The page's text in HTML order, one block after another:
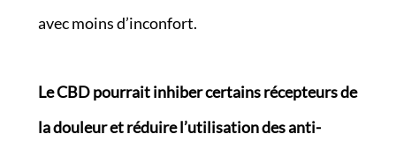
avec moins d’inconfort.
Le CBD pourrait inhiber certains récepteurs de
la douleur et réduire l’utilisation des anti-